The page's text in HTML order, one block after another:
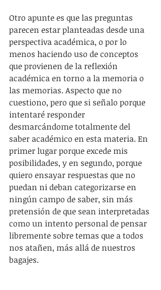
Otro apunte es que las preguntas
parecen estar planteadas desde una
perspectiva académica, o por lo
menos haciendo uso de conceptos
que provienen de la reflexión
académica en torno a la memoria o
las memorias. Aspecto que no
cuestiono, pero que si señalo porque
intentaré responder
desmarcándome totalmente del
saber académico en esta materia. En
primer lugar porque excede mis
posibilidades, y en segundo, porque
quiero ensayar respuestas que no
puedan ni deban categorizarse en
ningún campo de saber, sin más
pretensión de que sean interpretadas
como un intento personal de pensar
libremente sobre temas que a todos
nos atañen, más allá de nuestros
bagajes.